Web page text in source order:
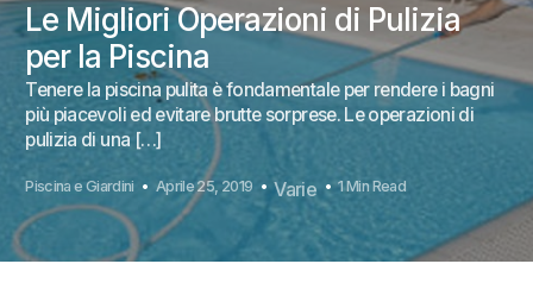
Le Migliori Operazioni di Pulizia
per la Piscina
Tenere la piscina pulita è fondamentale per rendere i bagni
più piacevoli ed evitare brutte sorprese. Le operazioni di
pulizia di una […]
Piscina e Giardini Aprile 25, 2019 Varie 1 Min Read